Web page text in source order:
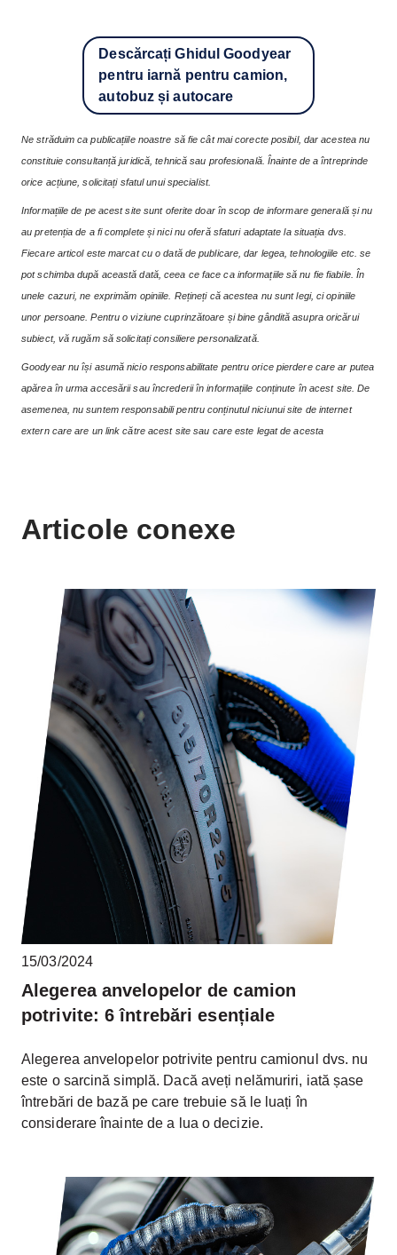
Descărcați Ghidul Goodyear
pentru iarnă pentru camion,
autobuz și autocare
Ne străduim ca publicațiile noastre să fie cât mai corecte posibil, dar acestea nu
constituie consultanță juridică, tehnică sau profesională. Înainte de a întreprinde
orice acțiune, solicitați sfatul unui specialist.
Informațiile de pe acest site sunt oferite doar în scop de informare generală și nu
au pretenția de a fi complete și nici nu oferă sfaturi adaptate la situația dvs.
Fiecare articol este marcat cu o dată de publicare, dar legea, tehnologiile etc. se
pot schimba după această dată, ceea ce face ca informațiile să nu fie fiabile. În
unele cazuri, ne exprimăm opiniile. Rețineți că acestea nu sunt legi, ci opiniile
unor persoane. Pentru o viziune cuprinzătoare și bine gândită asupra oricărui
subiect, vă rugăm să solicitați consiliere personalizată.
Goodyear nu își asumă nicio responsabilitate pentru orice pierdere care ar putea
apărea în urma accesării sau încrederii în informațiile conținute în acest site. De
asemenea, nu suntem responsabili pentru conținutul niciunui site de internet
extern care are un link către acest site sau care este legat de acesta
Articole conexe
15/03/2024
Alegerea anvelopelor de camion
potrivite: 6 întrebări esențiale
Alegerea anvelopelor potrivite pentru camionul dvs. nu
este o sarcină simplă. Dacă aveți nelămuriri, iată șase
întrebări de bază pe care trebuie să le luați în
considerare înainte de a lua o decizie.